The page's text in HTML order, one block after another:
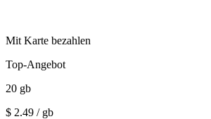
Mit Karte bezahlen
Top-Angebot
20 gb
$ 2.49 / gb